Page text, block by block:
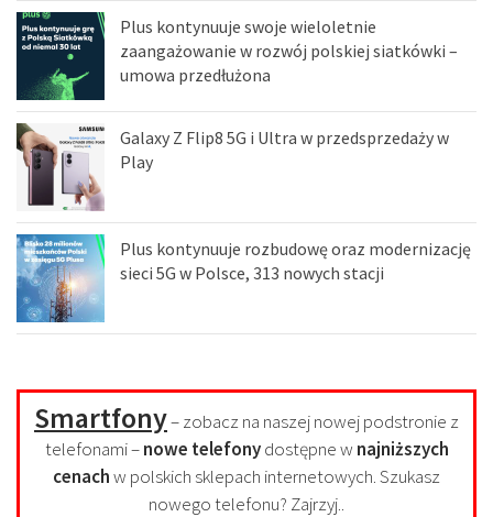
Plus kontynuuje swoje wieloletnie
zaangażowanie w rozwój polskiej siatkówki –
umowa przedłużona
Galaxy Z Flip8 5G i Ultra w przedsprzedaży w
Play
Plus kontynuuje rozbudowę oraz modernizację
sieci 5G w Polsce, 313 nowych stacji
Smartfony– zobacz na naszej nowej podstronie z
telefonami –nowe telefonydostępne w najniższych
cenachw polskich sklepach internetowych. Szukasz
nowego telefonu? Zajrzyj..